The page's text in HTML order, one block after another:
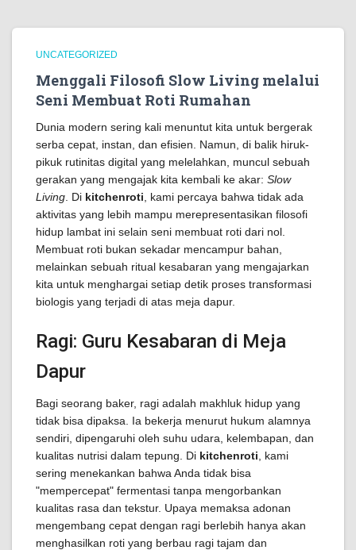
UNCATEGORIZED
Menggali Filosofi Slow Living melalui
Seni Membuat Roti Rumahan
Dunia modern sering kali menuntut kita untuk bergerak
serba cepat, instan, dan efisien. Namun, di balik hiruk-
pikuk rutinitas digital yang melelahkan, muncul sebuah
gerakan yang mengajak kita kembali ke akar: Slow
Living . Di kitchenroti , kami percaya bahwa tidak ada
aktivitas yang lebih mampu merepresentasikan filosofi
hidup lambat ini selain seni membuat roti dari nol.
Membuat roti bukan sekadar mencampur bahan,
melainkan sebuah ritual kesabaran yang mengajarkan
kita untuk menghargai setiap detik proses transformasi
biologis yang terjadi di atas meja dapur.
Ragi: Guru Kesabaran di Meja
Dapur
Bagi seorang baker, ragi adalah makhluk hidup yang
tidak bisa dipaksa. Ia bekerja menurut hukum alamnya
sendiri, dipengaruhi oleh suhu udara, kelembapan, dan
kualitas nutrisi dalam tepung. Di kitchenroti , kami
sering menekankan bahwa Anda tidak bisa
"mempercepat" fermentasi tanpa mengorbankan
kualitas rasa dan tekstur. Upaya memaksa adonan
mengembang cepat dengan ragi berlebih hanya akan
menghasilkan roti yang berbau ragi tajam dan